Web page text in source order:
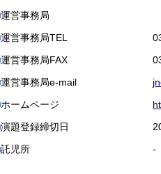
運営事務局
運営事務局TEL
運営事務局FAX
運営事務局e-mail
ホームページ
演題登録締切日
託児所
-